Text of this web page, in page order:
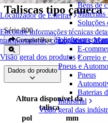
Localizador de Esteiras
Encontre informações técnicas
transportadoras, componentes,
Visão geral dos produtos
Bens de
Materiais
Soluções
Logística e
E-
Correio e
Pneus e
Pneus
Baterias
Industrial
Visão geral das
Taliscas tipo caneca
Série 800
Compartilhar Solicite um
Dados do produto
Altura disponível da
talisca
pol
mm